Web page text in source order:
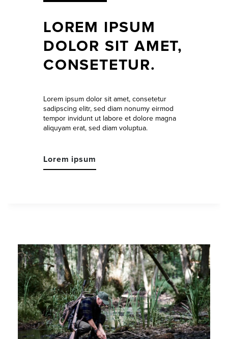
LOREM IPSUM
DOLOR SIT AMET,
CONSETETUR.
Lorem ipsum dolor sit amet, consetetur
sadipscing elitr, sed diam nonumy eirmod
tempor invidunt ut labore et dolore magna
aliquyam erat, sed diam voluptua.
Lorem ipsum